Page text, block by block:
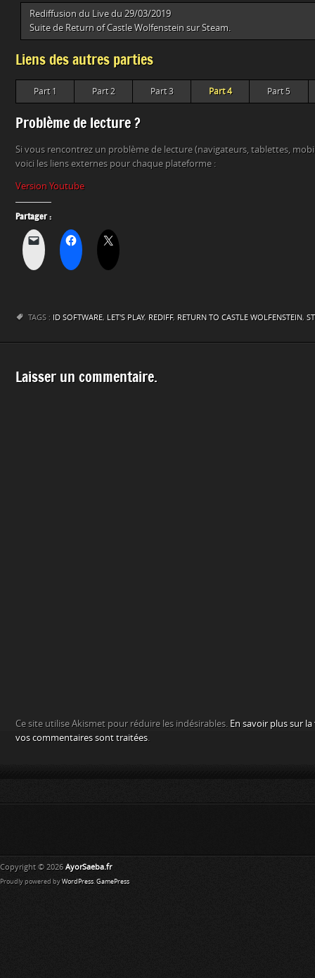
Rediffusion du Live du 29/03/2019
Suite de Return of Castle Wolfenstein sur Steam.
Liens des autres parties
Part 1 Part 2 Part 3 Part 4 Part 5
Problème de lecture ?
Si vous rencontrez un problème de lecture (navigateurs, tablettes,
voici les liens externes pour chaque plateforme :
Version Youtube
Partager :
TAGS : ID SOFTWARE, LET'S PLAY, REDIFF, RETURN TO CASTLE WOLFENSTEIN,
Laisser un commentaire.
Ce site utilise Akismet pour réduire les indésirables. En savoir plus sur
vos commentaires sont traitées.
Copyright © 2026 AyorSaeba.fr
Proudly powered by WordPress. GamePress